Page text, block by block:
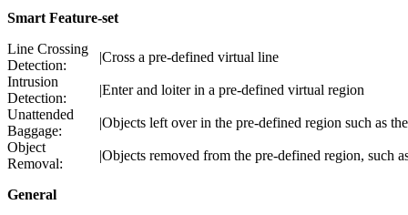
Smart Feature-set
Line Crossing
Detection:
|Cross a pre-defined virtual line
Intrusion
Detection:
|Enter and loiter in a pre-defined virtual region
Unattended
Baggage:
|Objects left over in the pre-defined region such as
Object
Removal:
|Objects removed from the pre-defined region, such
General